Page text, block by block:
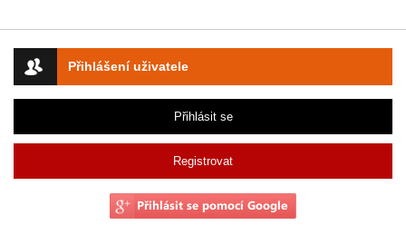
Přihlášení uživatele
Přihlásit se
Registrovat